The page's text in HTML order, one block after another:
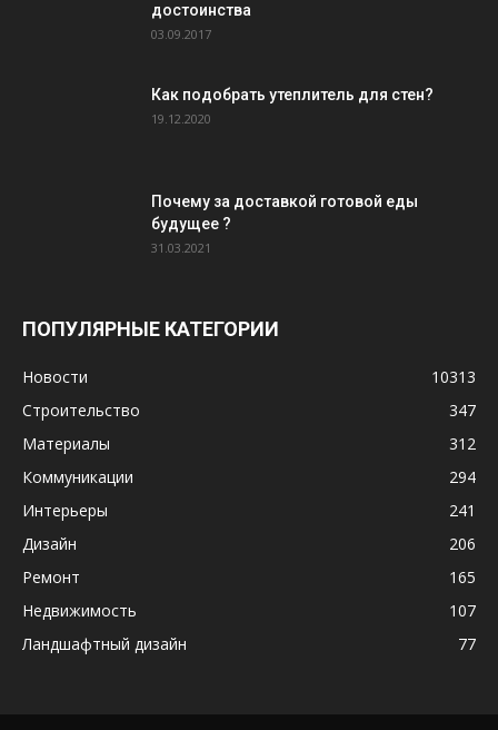
достоинства
03.09.2017
Как подобрать утеплитель для стен?
19.12.2020
Почему за доставкой готовой еды
будущее ?
31.03.2021
ПОПУЛЯРНЫЕ КАТЕГОРИИ
Новости
10313
Строительство
347
Материалы
312
Коммуникации
294
Интерьеры
241
Дизайн
206
Ремонт
165
Недвижимость
107
Ландшафтный дизайн
77